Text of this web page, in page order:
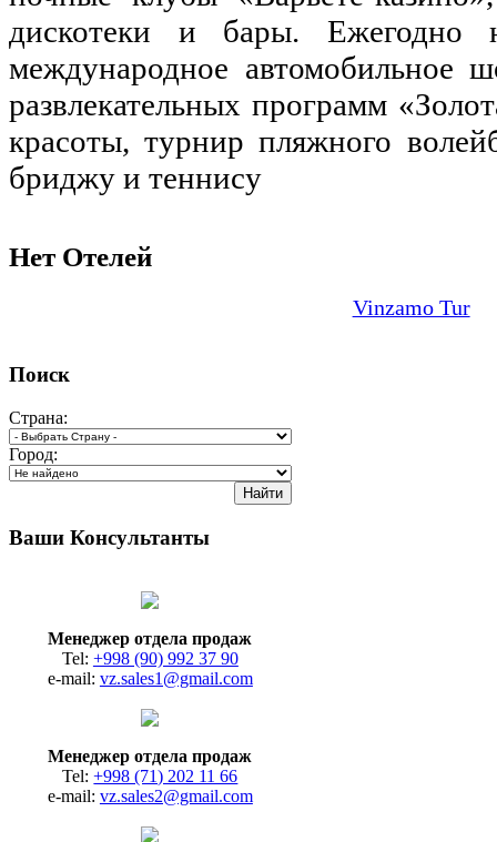
дискотеки и бары. Ежегодно
международное автомобильное
развлекательных программ
красоты, турнир пляжного
бриджу и теннису
Нет Отелей
Vinzamo Tur
Поиск
Страна:
Город:
Ваши Консультанты
Менеджер отдела продаж
Tel: +998 (90) 992 37 90
e-mail: vz.sales1@gmail.com
Менеджер отдела продаж
Tel:+998 (71) 202 11 66
e-mail: vz.sales2@gmail.com